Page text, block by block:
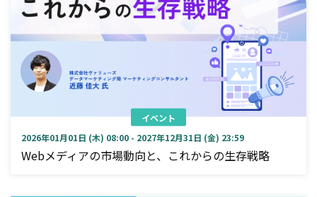
イベント
2026年01月01日 (木) 08:00 - 2027年12月31日 (金) 23:59
Webメディアの市場動向と、これからの生存戦略